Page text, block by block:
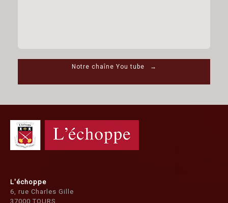
Notre chaîne You tube →
L'échoppe
6, rue Charles Gille
37000 TOURS